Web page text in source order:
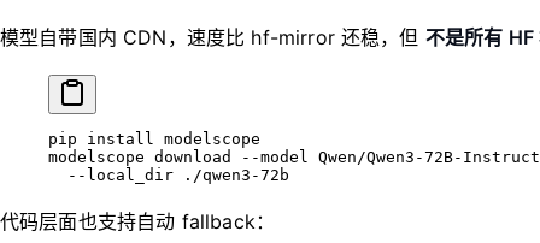
模型自带国内 CDN，速度比 hf-mirror 还稳，但 不是所有
pip install modelscope
modelscope download --model Qwen/Qwen3-72B-Instruct
  --local_dir
./qwen3-72b
代码层面也支持自动 fallback：